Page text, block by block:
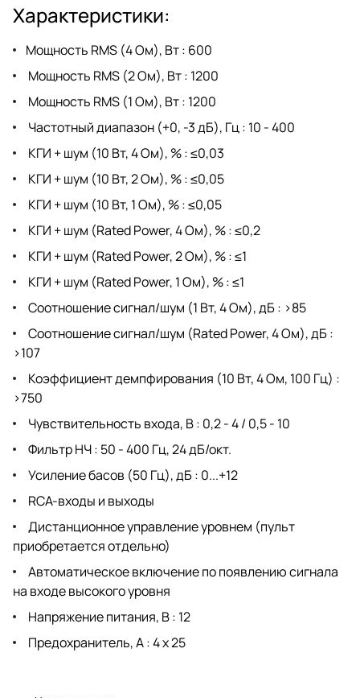
Характеристики:
Мощность RMS (4 Ом), Вт : 600
Мощность RMS (2 Ом), Вт : 1200
Мощность RMS (1 Ом), Вт : 1200
Частотный диапазон (+0, -3 дБ), Гц : 10 - 400
КГИ + шум (10 Вт, 4 Ом), % : ≤0,03
КГИ + шум (10 Вт, 2 Ом), % : ≤0,05
КГИ + шум (10 Вт, 1 Ом), % : ≤0,05
КГИ + шум (Rated Power, 4 Ом), % : ≤0,2
КГИ + шум (Rated Power, 2 Ом), % : ≤1
КГИ + шум (Rated Power, 1 Ом), % : ≤1
Соотношение сигнал/шум (1 Вт, 4 Ом), дБ : >85
Соотношение сигнал/шум (Rated Power, 4 Ом), дБ :
>107
Коэффициент демпфирования (10 Вт, 4 Ом, 100 Гц) :
>750
Чувствительность входа, В : 0,2 - 4 / 0,5 - 10
Фильтр НЧ : 50 - 400 Гц, 24 дБ/окт.
Усиление басов (50 Гц), дБ : 0...+12
RCA-входы и выходы
Дистанционное управление уровнем (пульт
приобретается отдельно)
Автоматическое включение по появлению сигнала
на входе высокого уровня
Напряжение питания, В : 12
Предохранитель, А : 4 x 25